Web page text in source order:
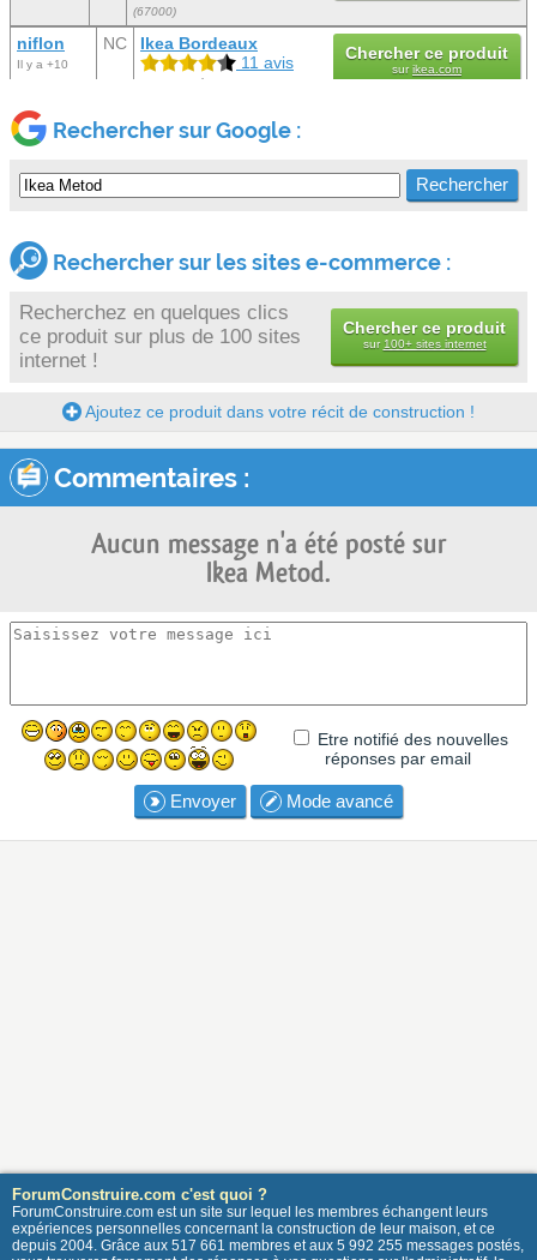
(67000)
niflon
Il y a +10
NC
Ikea Bordeaux
11 avis
Boutique réelle - Bordeaux
Chercher ce produit
surikea.com
sebas017 24€ Boutique réelle
Rechercher sur Google :
Rechercher sur les sites e-commerce :
Recherchez en quelques clics
ce produit sur plus de 100 sites
internet !
Chercher ce produit
sur 100+ sites internet
Ajoutez ce produit dans votre récit de construction !
Commentaires :
Aucun message n'a été posté sur
Ikea Metod.
Etre notifié des nouvelles
réponses par email
Envoyer Mode avancé
ForumConstruire.com c'est quoi ?
ForumConstruire.com est un site sur lequel les membres échangent leurs
expériences personnelles concernant la construction de leur maison, et ce
depuis 2004. Grâce aux 517 661 membres et aux 5 992 255 messages postés,